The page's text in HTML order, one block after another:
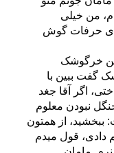
من خیلی
ی حرفات گوش
خرگوشک
گفت ببین با
اگر آقا جغد
نبودن معلوم
از همتون
دادی، قول میدم